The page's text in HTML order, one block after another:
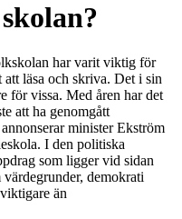
har varit viktig för
läsa och skriva. Det i sin
för vissa. Med åren har det
att ha genomgått
minister Ekström
I den politiska
som ligger vid sidan
demokrati
än